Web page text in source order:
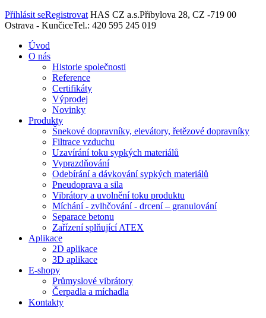
Přihlásit seRegistrovat HAS CZ a.s.Přibylova 28, CZ -719 00
Ostrava - KunčiceTel.: 420 595 245 019
Úvod
O nás
Historie společnosti
Reference
Certifikáty
Výprodej
Novinky
Produkty
Šnekové dopravníky, elevátory, řetězové dopravníky
Filtrace vzduchu
Uzavírání toku sypkých materiálů
Vyprazdňování
Odebírání a dávkování sypkých materiálů
Pneudoprava a sila
Vibrátory a uvolnění toku produktu
Míchání - zvlhčování - drcení – granulování
Separace betonu
Zařízení splňující ATEX
Aplikace
2D aplikace
3D aplikace
E-shopy
Průmyslové vibrátory
Čerpadla a míchadla
Kontakty